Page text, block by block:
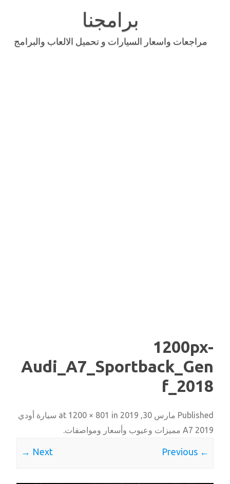
برامجنا
مراجعات واسعار السيارات و تحميل الالعاب والبرامج
1200px-
Audi_A7_Sportback_Gen
f_2018
Published مارس 30, 2019 1200 × 801 in
سيارة أودي
A7 2019 مميزات وعيوب وأسعار ومواصفات
.
← Previous
Next →